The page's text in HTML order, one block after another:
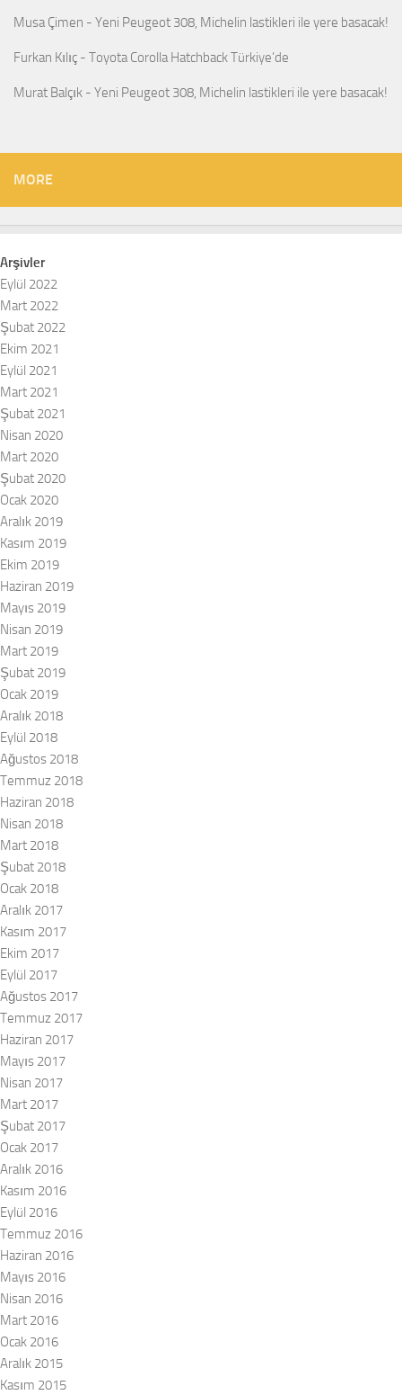
Musa Çimen - Yeni Peugeot 308, Michelin lastikleri ile yere basacak!
Furkan Kılıç - Toyota Corolla Hatchback Türkiye’de
Murat Balçık - Yeni Peugeot 308, Michelin lastikleri ile yere basacak!
MORE
Arşivler
Eylül 2022
Mart 2022
Şubat 2022
Ekim 2021
Eylül 2021
Mart 2021
Şubat 2021
Nisan 2020
Mart 2020
Şubat 2020
Ocak 2020
Aralık 2019
Kasım 2019
Ekim 2019
Haziran 2019
Mayıs 2019
Nisan 2019
Mart 2019
Şubat 2019
Ocak 2019
Aralık 2018
Eylül 2018
Ağustos 2018
Temmuz 2018
Haziran 2018
Nisan 2018
Mart 2018
Şubat 2018
Ocak 2018
Aralık 2017
Kasım 2017
Ekim 2017
Eylül 2017
Ağustos 2017
Temmuz 2017
Haziran 2017
Mayıs 2017
Nisan 2017
Mart 2017
Şubat 2017
Ocak 2017
Aralık 2016
Kasım 2016
Eylül 2016
Temmuz 2016
Haziran 2016
Mayıs 2016
Nisan 2016
Mart 2016
Ocak 2016
Aralık 2015
Kasım 2015